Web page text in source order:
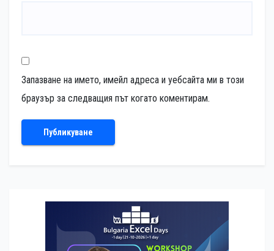
Запазване на името, имейл адреса и уебсайта ми в този
браузър за следващия път когато коментирам.